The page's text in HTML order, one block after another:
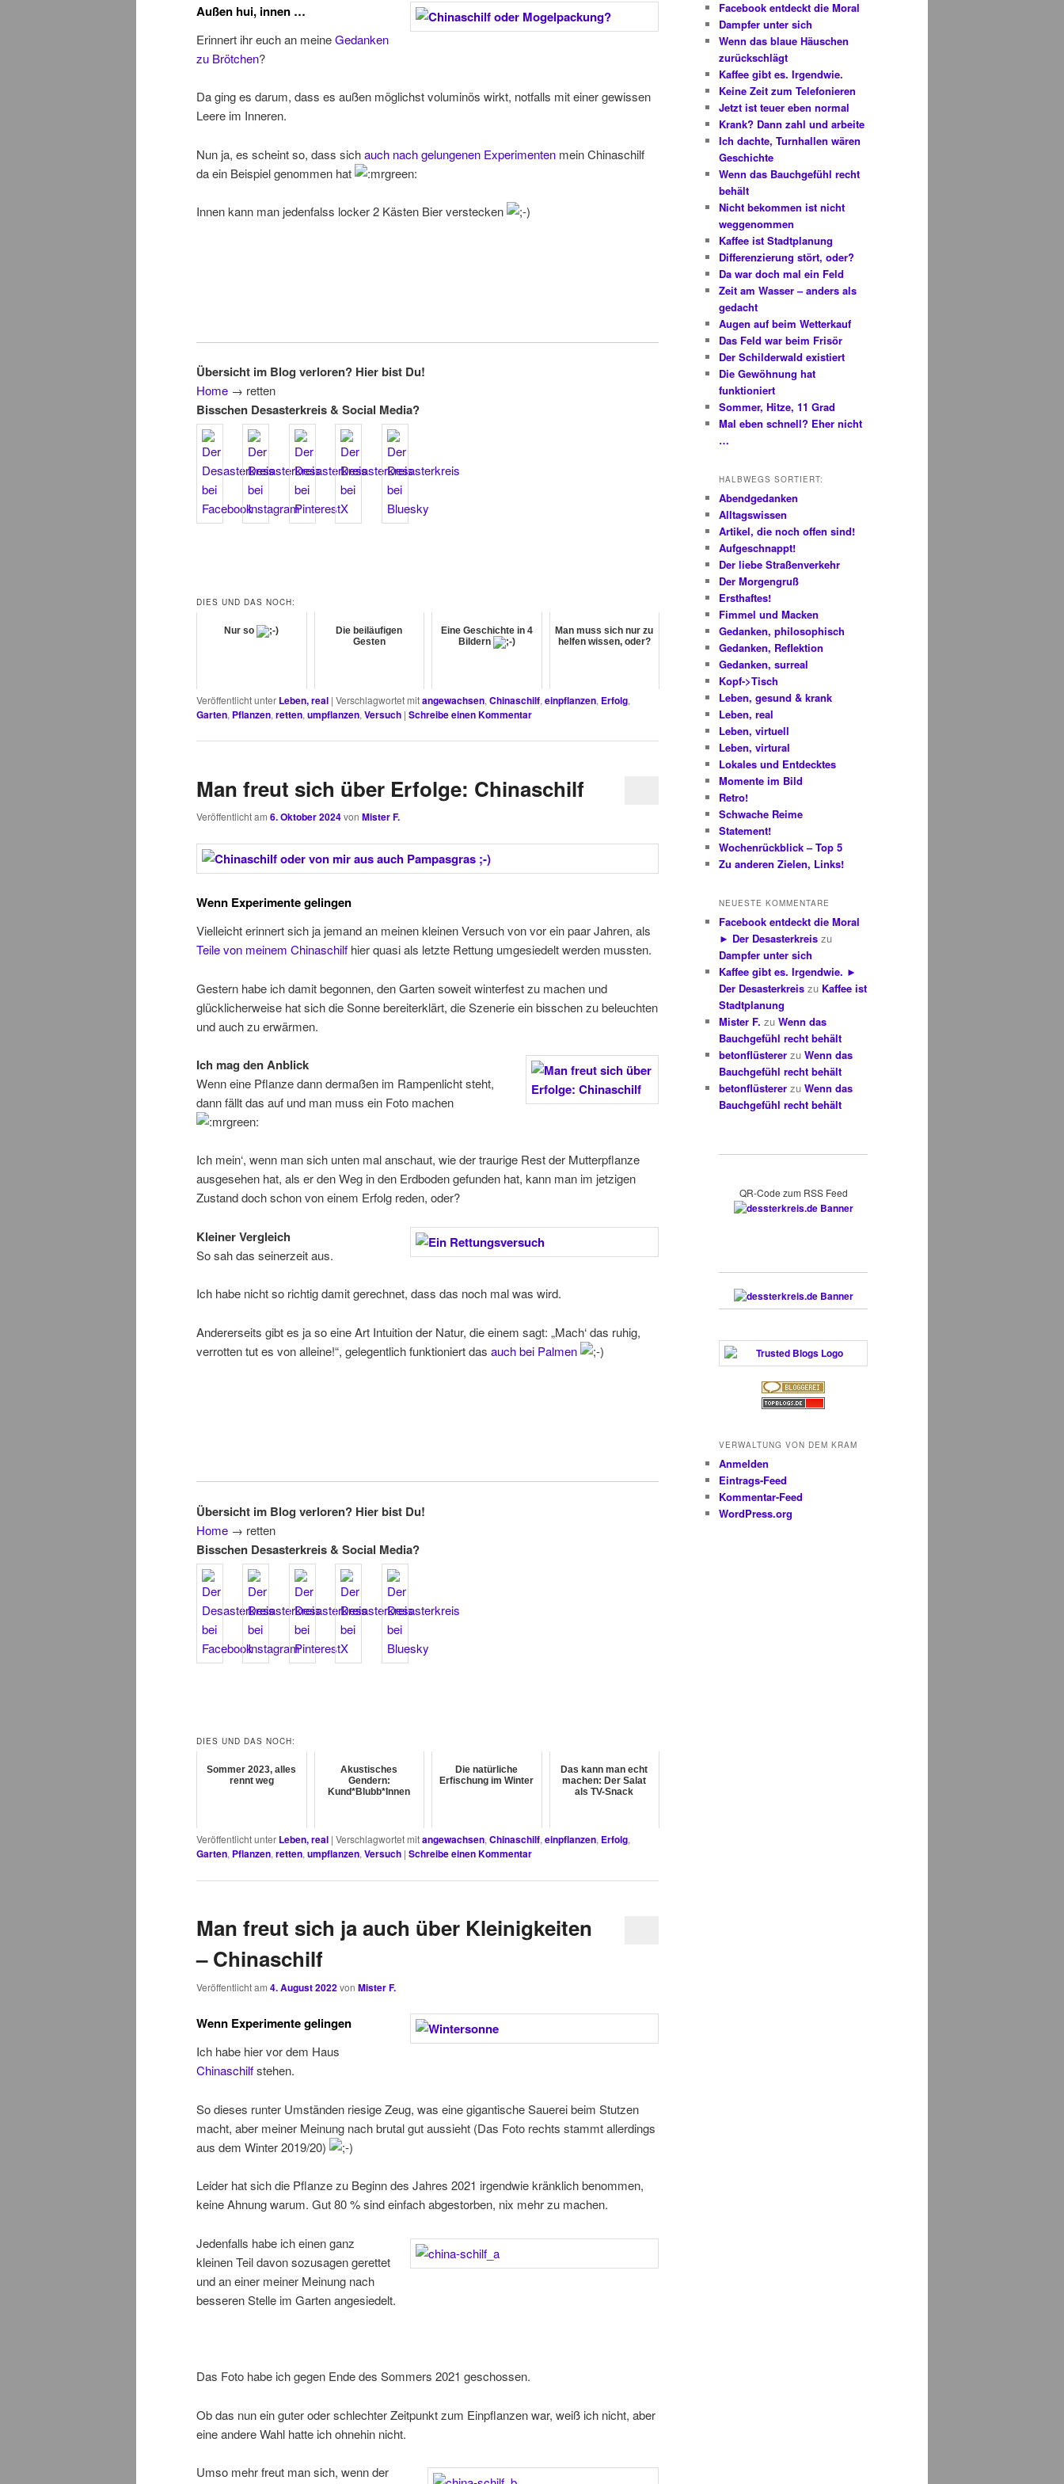
Außen hui, innen …
Erinnert ihr euch an meineGedanken
zu Brötchen?
Da ging es darum, dass es außen möglichst voluminös wirkt, notfalls mit einer gewissen
Leere im Inneren.
Nun ja, es scheint so, dass sichauch nach gelungenen Experimenten mein Chinaschilf
da ein Beispiel genommen hat
Innen kann man jedenfalss locker 2 Kästen Bier verstecken
Übersicht im Blog verloren? Hier bist Du!
Home → retten
Bisschen Desasterkreis & Social Media?
DIES UND DAS NOCH:
Nur so
Die beiläufigen
Gesten
Eine Geschichte in 4
Bildern
Man muss sich nur zu
helfen wissen, oder?
Veröffentlicht unter Leben, real | Verschlagwortet mitangewachsen, Chinaschilf, einpflanzen, Erfolg,
Garten, Pflanzen, retten, umpflanzen, Versuch | Schreibe einen Kommentar
Man freut sich über Erfolge: Chinaschilf
Veröffentlicht am 6. Oktober 2024von Mister F.
Wenn Experimente gelingen
Vielleicht erinnert sich ja jemand an meinen kleinen Versuch von vor ein paar Jahren, als
Teile von meinem Chinaschilf hier quasi als letzte Rettung umgesiedelt werden mussten.
Gestern habe ich damit begonnen, den Garten soweit winterfest zu machen und
glücklicherweise hat sich die Sonne bereiterklärt, die Szenerie ein bisschen zu beleuchten
und auch zu erwärmen.
Ich mag den Anblick
Wenn eine Pflanze dann dermaßen im Rampenlicht steht,
dann fällt das auf und man muss ein Foto machen
Ich mein‘, wenn man sich unten mal anschaut, wie der traurige Rest der Mutterpflanze
ausgesehen hat, als er den Weg in den Erdboden gefunden hat, kann man im jetzigen
Zustand doch schon von einem Erfolg reden, oder?
Kleiner Vergleich
So sah das seinerzeit aus.
Ich habe nicht so richtig damit gerechnet, dass das noch mal was wird.
Andererseits gibt es ja so eine Art Intuition der Natur, die einem sagt: „Mach‘ das ruhig,
verrotten tut es von alleine!“, gelegentlich funktioniert das auch bei Palmen
Übersicht im Blog verloren? Hier bist Du!
Home → retten
Bisschen Desasterkreis & Social Media?
DIES UND DAS NOCH:
Sommer 2023, alles
rennt weg
Akustisches
Gendern:
Kund*Blubb*Innen
Die natürliche
Erfischung im Winter
Das kann man echt
machen: Der Salat
als TV-Snack
Veröffentlicht unter Leben, real | Verschlagwortet mitangewachsen, Chinaschilf, einpflanzen, Erfolg,
Garten, Pflanzen, retten, umpflanzen, Versuch | Schreibe einen Kommentar
Man freut sich ja auch über Kleinigkeiten
– Chinaschilf
Veröffentlicht am 4. August 2022von Mister F.
Wenn Experimente gelingen
Ich habe hier vor dem Haus
Chinaschilfstehen.
So dieses runter Umständen riesige Zeug, was eine gigantische Sauerei beim Stutzen
macht, aber meiner Meinung nach brutal gut aussieht (Das Foto rechts stammt allerdings
aus dem Winter 2019/20)
Leider hat sich die Pflanze zu Beginn des Jahres 2021 irgendwie kränklich benommen,
keine Ahnung warum. Gut 80 % sind einfach abgestorben, nix mehr zu machen.
Jedenfalls habe ich einen ganz
kleinen Teil davon sozusagen gerettet
und an einer meiner Meinung nach
besseren Stelle im Garten angesiedelt.
Das Foto habe ich gegen Ende des Sommers 2021 geschossen.
Ob das nun ein guter oder schlechter Zeitpunkt zum Einpflanzen war, weiß ich nicht, aber
eine andere Wahl hatte ich ohnehin nicht.
Umso mehr freut man sich, wenn der
Facebook entdeckt die Moral
Dampfer unter sich
Wenn das blaue Häuschen
zurückschlägt
Kaffee gibt es. Irgendwie.
Keine Zeit zum Telefonieren
Jetzt ist teuer eben normal
Krank? Dann zahl und arbeite
Ich dachte, Turnhallen wären
Geschichte
Wenn das Bauchgefühl recht
behält
Nicht bekommen ist nicht
weggenommen
Kaffee ist Stadtplanung
Differenzierung stört, oder?
Da war doch mal ein Feld
Zeit am Wasser – anders als
gedacht
Augen auf beim Wetterkauf
Das Feld war beim Frisör
Der Schilderwald existiert
Die Gewöhnung hat
funktioniert
Sommer, Hitze, 11 Grad
Mal eben schnell? Eher nicht
…
HALBWEGS SORTIERT:
Abendgedanken
Alltagswissen
Artikel, die noch offen sind!
Aufgeschnappt!
Der liebe Straßenverkehr
Der Morgengruß
Ersthaftes!
Fimmel und Macken
Gedanken, philosophisch
Gedanken, Reflektion
Gedanken, surreal
Kopf->Tisch
Leben, gesund & krank
Leben, real
Leben, virtuell
Leben, virtural
Lokales und Entdecktes
Momente im Bild
Retro!
Schwache Reime
Statement!
Wochenrückblick – Top 5
Zu anderen Zielen, Links!
NEUESTE KOMMENTARE
Facebook entdeckt die Moral
► Der Desasterkreis zu
Dampfer unter sich
Kaffee gibt es. Irgendwie. ►
Der Desasterkreis zu Kaffee ist
Stadtplanung
Mister F. zu Wenn das
Bauchgefühl recht behält
betonflüsterer zu Wenn das
Bauchgefühl recht behält
betonflüsterer zu Wenn das
Bauchgefühl recht behält
QR-Code zum RSS Feed
VERWALTUNG VON DEM KRAM
Anmelden
Eintrags-Feed
Kommentar-Feed
WordPress.org